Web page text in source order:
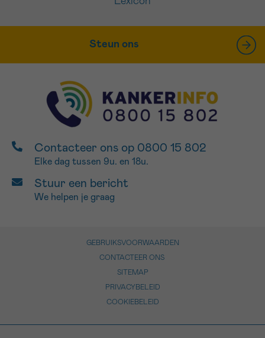
Steun ons
Contacteer ons op 0800 15 802
Elke dag tussen 9u. en 18u.
Stuur een bericht
We helpen je graag
GEBRUIKSVOORWAARDEN
CONTACTEER ONS
SITEMAP
PRIVACYBELEID
COOKIEBELEID